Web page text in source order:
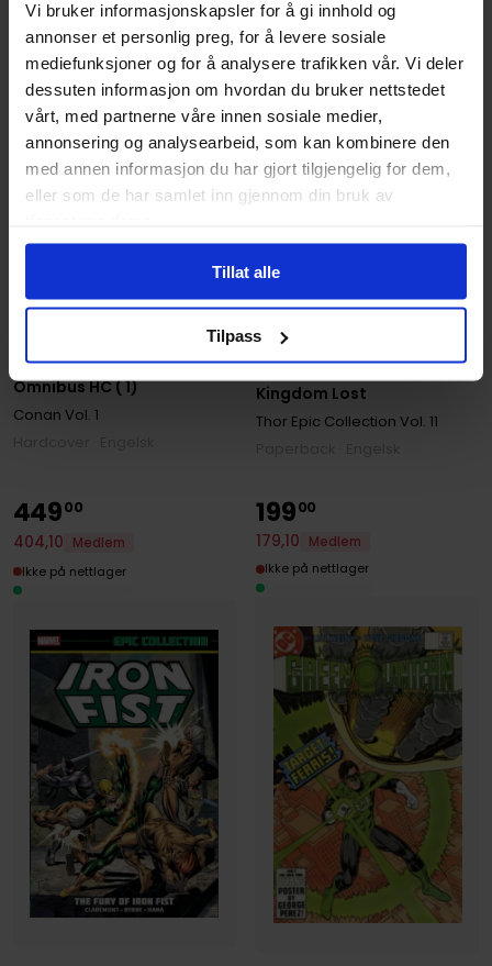
Vi bruker informasjonskapsler for å gi innhold og
annonser et personlig preg, for å levere sosiale
mediefunksjoner og for å analysere trafikken vår. Vi deler
dessuten informasjon om hvordan du bruker nettstedet
vårt, med partnerne våre innen sosiale medier,
annonsering og analysearbeid, som kan kombinere den
med annen informasjon du har gjort tilgjengelig for dem,
eller som de har samlet inn gjennom din bruk av
Tillat alle
Tilpass
Conan the Barbarian
Omnibus HC ( 1)
Gil Kane,John Buscema
Conan Vol. 1
Thor Epic Collection: A
Kingdom Lost
Alan Zelenetz
Thor Epic Collection Vol. 11
44900
404,10
Medlem
Ikke på nettlager
19900
179,10
Medlem
Ikke på nettlager